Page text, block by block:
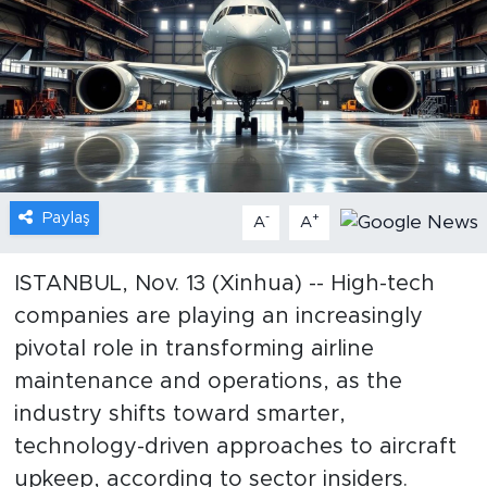
Paylaş A- A+
ISTANBUL, Nov. 13 (Xinhua) -- High-tech
companies are playing an increasingly
pivotal role in transforming airline
maintenance and operations, as the
industry shifts toward smarter,
technology-driven approaches to aircraft
upkeep, according to sector insiders.
Gündem
Video
Sağlık
Foto Haber
Xinhua Türkiye
Seyahat